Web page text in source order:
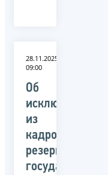
28.11.2025
09:00
Об
исключении
из
кадрового
резерва
государственной